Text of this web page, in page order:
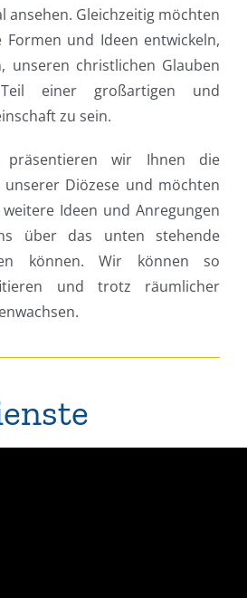
ansehen. Gleichzeitig möchten
und Ideen entwickeln,
unseren christlichen Glauben
einer großartigen und
zu sein.
wir Ihnen die
Diözese und möchten
Ideen und Anregungen
über das unten stehende
können. Wir können so
und trotz räumlicher